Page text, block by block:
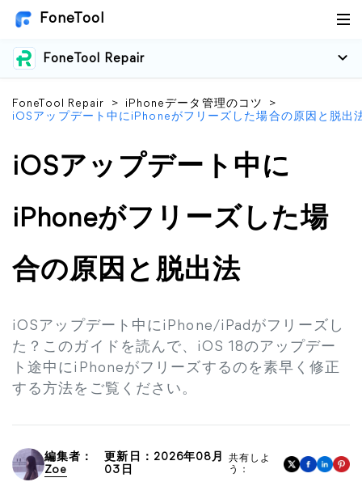
FoneTool
FoneTool Repair
FoneTool Repair > iPhoneデータ管理のコツ
>
iOSアップデート中にiPhoneがフリーズした場合の原因と脱出
iOSアップデート中に
iPhoneがフリーズした場
合の原因と脱出法
iOSアップデート中にiPhone/iPadがフリーズし
た？このガイドを読んで、iOS 18のアップデー
ト途中にiPhoneがフリーズするのを素早く修正
する方法をご覧ください。
編集者：
Zoe
更新日：2026年08月
03日
共有しよ
う：